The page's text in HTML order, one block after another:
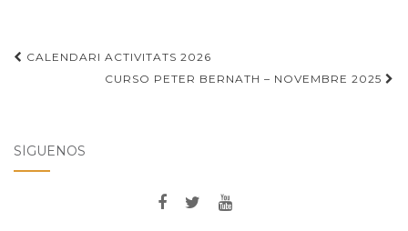
Navegación
CALENDARI ACTIVITATS 2026
CURSO PETER BERNATH – NOVEMBRE 2025
SÍGUENOS